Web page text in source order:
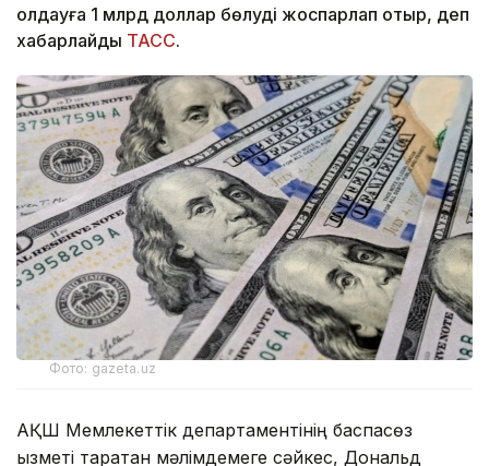
қолдауға 1 млрд доллар бөлуді жоспарлап отыр, деп
хабарлайды ТАСС.
Фото: gazeta.uz
АҚШ Мемлекеттік департаментінің баспасөз
қызметі таратқан мәлімдемеге сәйкес, Дональд